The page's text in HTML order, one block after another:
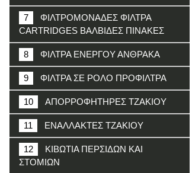
7
ΦΙΛΤΡΟΜΟΝΑΔΕΣ ΦΙΛΤΡΑ
CARTRIDGES ΒΑΛΒΙΔΕΣ ΠΙΝΑΚΕΣ
8 ΦΙΛΤΡΑ ΕΝΕΡΓΟΥ ΑΝΘΡΑΚΑ
9 ΦΙΛΤΡΑ ΣΕ ΡΟΛΟ ΠΡΟΦΙΛΤΡΑ
10 ΑΠΟΡΡΟΦΗΤΗΡΕΣ ΤΖΑΚΙΟΥ
11 ΕΝΑΛΛΑΚΤΕΣ ΤΖΑΚΙΟΥ
12
ΚΙΒΩΤΙΑ ΠΕΡΣΙΔΩΝ ΚΑΙ
ΣΤΟΜΙΩΝ